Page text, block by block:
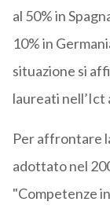
al 50% in
10% in
situazione si
laureati nell’Ict
Per affrontare
adottato nel
"Competenze